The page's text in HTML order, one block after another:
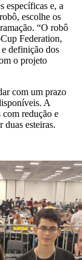
específicas e, a
escolhe os
“O robô
Federation,
definição dos
o projeto
com um prazo
A
redução e
duas esteiras.